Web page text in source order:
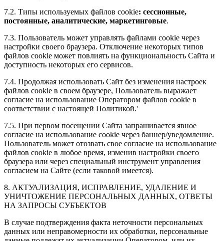
7.2. Типы используемых файлов cookie: сессионные,
постоянные, аналитические, маркетинговые.
7.3. Пользователь может управлять файлами cookie через
настройки своего браузера. Отключение некоторых типов
файлов cookie может повлиять на функциональность Сайта и
доступность некоторых его сервисов.
7.4. Продолжая использовать Сайт без изменения настроек
файлов cookie в своем браузере, Пользователь выражает
согласие на использование Оператором файлов cookie в
соответствии с настоящей Политикой.'
7.5. При первом посещении Сайта запрашивается явное
согласие на использование cookie через баннер/уведомление.
Пользователь может отозвать свое согласие на использование
файлов cookie в любое время, изменив настройки своего
браузера или через специальный инструмент управления
согласием на Сайте (если таковой имеется).
8. АКТУАЛИЗАЦИЯ, ИСПРАВЛЕНИЕ, УДАЛЕНИЕ И
УНИЧТОЖЕНИЕ ПЕРСОНАЛЬНЫХ ДАННЫХ, ОТВЕТЫ
НА ЗАПРОСЫ СУБЪЕКТОВ
В случае подтверждения факта неточности персональных
данных или неправомерности их обработки, персональные